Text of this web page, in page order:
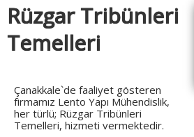
Rüzgar Tribünleri
Temelleri
Çanakkale`de faaliyet gösteren
firmamız Lento Yapı Mühendislik,
her türlü; Rüzgar Tribünleri
Temelleri, hizmeti vermektedir.